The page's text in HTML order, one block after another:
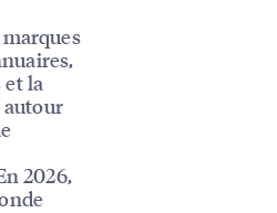
et la
autour
2026,